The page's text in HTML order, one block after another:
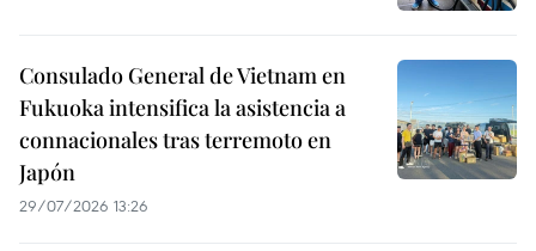
Consulado General de Vietnam en
Fukuoka intensifica la asistencia a
connacionales tras terremoto en
Japón
29/07/2026 13:26